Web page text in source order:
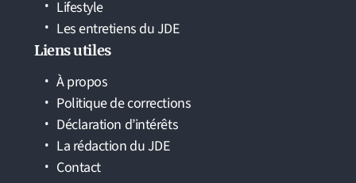
Lifestyle
Les entretiens du JDE
Liens utiles
À propos
Politique de corrections
Déclaration d’intérêts
La rédaction du JDE
Contact